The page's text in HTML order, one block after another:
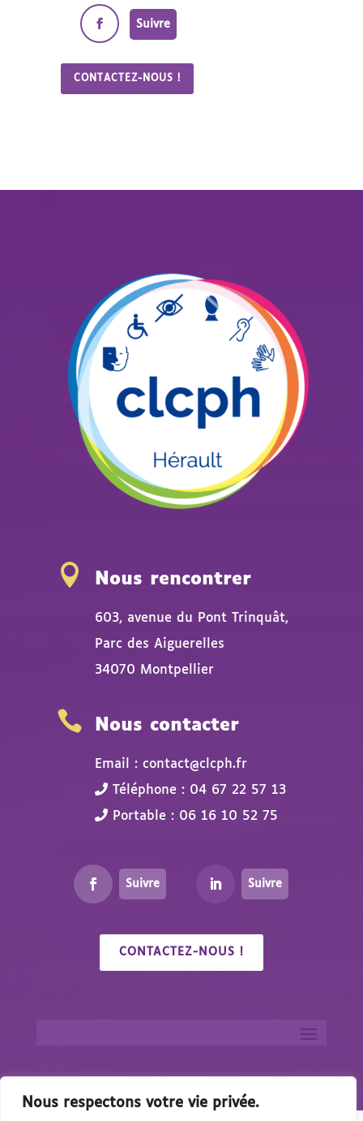
Nous respectons votre vie privée.
Suivre
CONTACTEZ-NOUS !
 Nous rencontrer
603, avenue du Pont Trinquât,
Parc des Aiguerelles
34070 Montpellier
 Nous contacter
Email : contact@clcph.fr
Téléphone : 04 67 22 57 13
Portable : 06 16 10 52 75
Suivre Suivre
CONTACTEZ-NOUS !